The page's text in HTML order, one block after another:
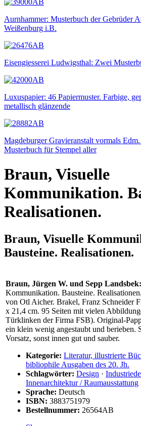
Aurnhammer: Musterbuch der Gebrüder
Weißenburg i.B.
Eisengiesserei Ludwigsthal: Zwei
Luxuspapier: 46 Papiermuster. Farbige,
metallisch glänzende
Magdeburger Gravieranstalt vormals
Musterbuch für Stempel aller
Braun, Visuelle
Kommunikation.
Realisationen.
Braun, Visuelle
Bausteine. Realisationen.
Braun, Jürgen W. und Sepp Landsbek:
Kommunikation. Bausteine.
von Otl Aicher. Brakel, Franz Schneider
x 21,4 cm. 95 Seiten mit vielen
Türklinken der Firma FSB). Original-
ein klein wenig angestaubt und berieben.
Vorsatz, sonst innen gut und sauber.
Kategorie: Literatur, illustrierte
bibliophile Ausgaben des 20. Jh.
Schlagwörter: Design ·
Innenarchitektur / Raumausstattung
Sprache: Deutsch
ISBN: 3883751979
Bestellnummer: 26564AB